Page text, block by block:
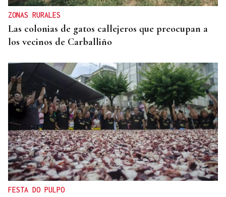
ZONAS RURALES
Las colonias de gatos callejeros que preocupan a
los vecinos de Carballiño
FESTA DO PULPO